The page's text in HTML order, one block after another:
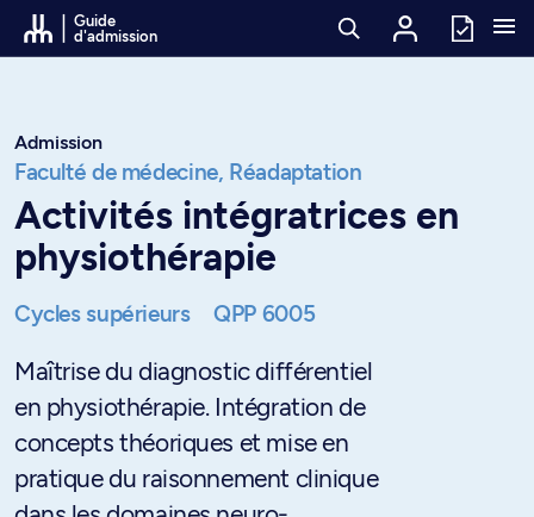
Passer au contenu
Guide
d'admission
Admission
Faculté de médecine, Réadaptation
Activités intégratrices en
physiothérapie
Cycles supérieurs QPP 6005
Maîtrise du diagnostic différentiel
en physiothérapie. Intégration de
concepts théoriques et mise en
pratique du raisonnement clinique